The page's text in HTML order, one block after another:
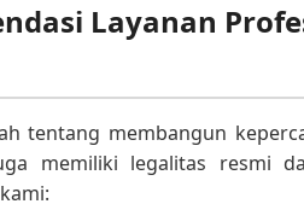
Layanan
tentang membangun
memiliki legalitas resmi